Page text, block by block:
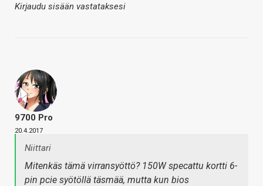
Kirjaudu sisään vastataksesi
9700 Pro
20.4.2017
Niittari
Mitenkäs tämä virransyöttö? 150W specattu kortti 6-
pin pcie syötöllä täsmää, mutta kun bios